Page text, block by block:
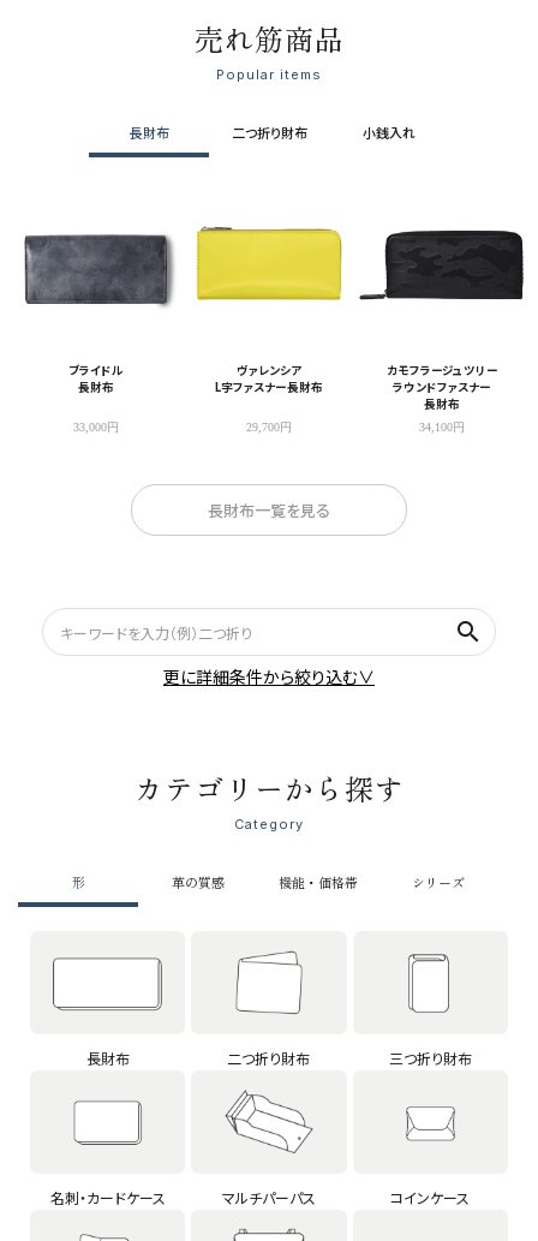
売れ筋商品
Popular items
長財布 二つ折り財布 小銭入れ
ブライドル
長財布
33,000円
ヴァレンシア
L字ファスナー長財布
29,700円
カモフラージュツリー
ラウンドファスナー
長財布
34,100円
長財布一覧を見る
search
更に詳細条件から絞り込む∨
カテゴリーから探す
Category
形 革の質感 機能・価格帯 シリーズ
長財布 二つ折り財布 三つ折り財布
名刺・カードケース マルチパーパス コインケース